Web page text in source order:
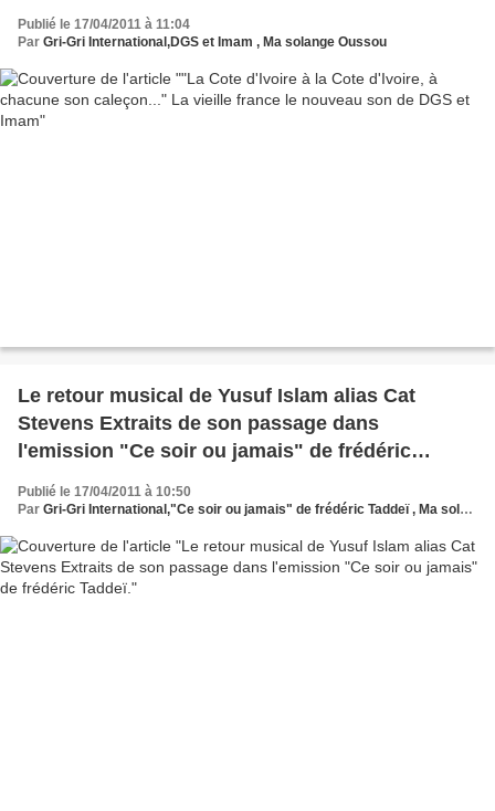
Publié le 17/04/2011 à 11:04
Par Gri-Gri International,DGS et Imam , Ma solange Oussou
Le retour musical de Yusuf Islam alias Cat
Stevens Extraits de son passage dans
l'emission "Ce soir ou jamais" de frédéric
Publié le 17/04/2011 à 10:50
Par Gri-Gri International,"Ce soir ou jamais" de frédéric Taddeï , Ma solange Oussou